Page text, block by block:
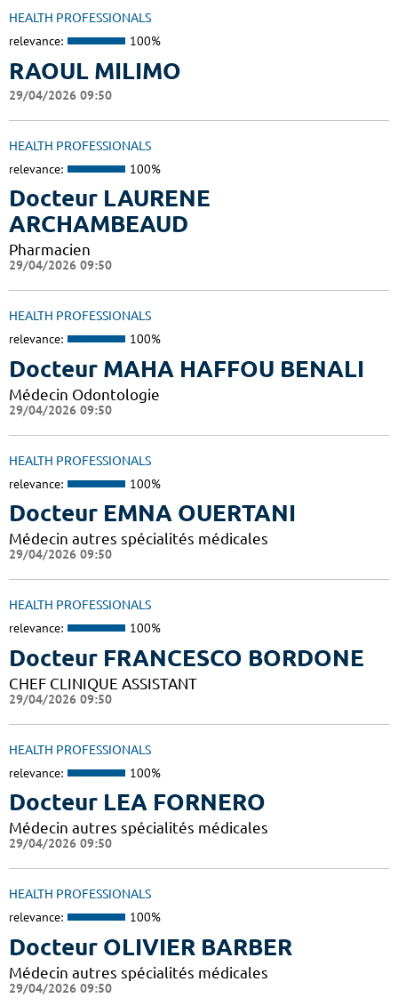
HEALTH PROFESSIONALS
relevance: 100%
RAOUL MILIMO
29/04/2026 09:50
HEALTH PROFESSIONALS
relevance: 100%
Docteur LAURENE
ARCHAMBEAUD
Pharmacien
29/04/2026 09:50
HEALTH PROFESSIONALS
relevance: 100%
Docteur MAHA HAFFOU BENALI
Médecin Odontologie
29/04/2026 09:50
HEALTH PROFESSIONALS
relevance: 100%
Docteur EMNA OUERTANI
Médecin autres spécialités médicales
29/04/2026 09:50
HEALTH PROFESSIONALS
relevance: 100%
Docteur FRANCESCO BORDONE
CHEF CLINIQUE ASSISTANT
29/04/2026 09:50
HEALTH PROFESSIONALS
relevance: 100%
Docteur LEA FORNERO
Médecin autres spécialités médicales
29/04/2026 09:50
HEALTH PROFESSIONALS
relevance: 100%
Docteur OLIVIER BARBER
Médecin autres spécialités médicales
29/04/2026 09:50